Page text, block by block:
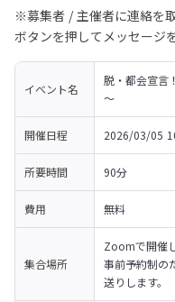
※募集者 / 主催者に連絡を
ボタンを押してメッセージ
イベント名
脱・都会宣言
～
開催日程 2026/03/05
所要時間 90分
費用 無料
集合場所
Zoomで開催
事前予約制の
送りします。